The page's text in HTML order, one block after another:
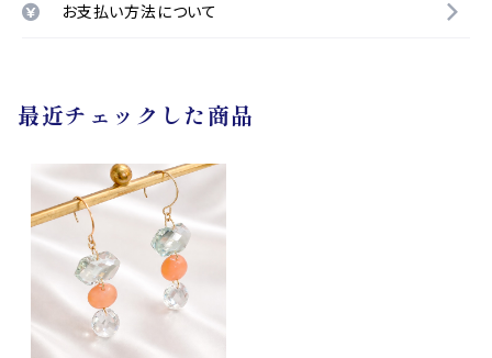
お支払い方法について
最近チェックした商品